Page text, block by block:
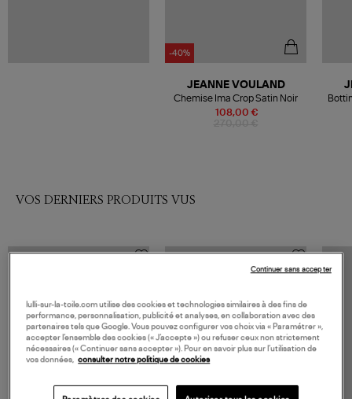
-40%
108,00 €
JEANNE VOULAND
Chemise Ima Crop Satin Noir
VOS DERNIERS PRODUITS VUS
lulli-sur-la-toile.com utilise des cookies et technologies similaires à des fins de
performance, personnalisation, publicité et analyses, en collaboration avec des
partenaires tels que Google. Vous pouvez configurer vos choix via « Paramétrer »,
accepter l’ensemble des cookies (« J’accepte ») ou refuser ceux non strictement
nécessaires (« Continuer sans accepter »). Pour en savoir plus sur l’utilisation de
vos données, consulter notre politique de cookies
Continuer sans accepter